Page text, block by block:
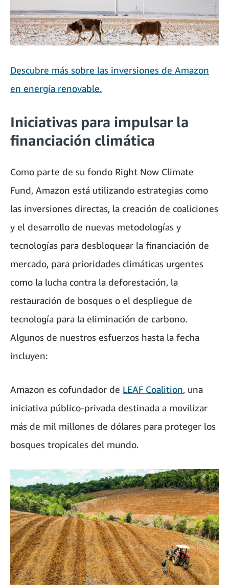
Descubre más sobre las inversiones de Amazon
en energía renovable.
Iniciativas para impulsar la
financiación climática
Como parte de su fondo Right Now Climate
Fund, Amazon está utilizando estrategias como
las inversiones directas, la creación de coaliciones
y el desarrollo de nuevas metodologías y
tecnologías para desbloquear la financiación de
mercado, para prioridades climáticas urgentes
como la lucha contra la deforestación, la
restauración de bosques o el despliegue de
tecnología para la eliminación de carbono.
Algunos de nuestros esfuerzos hasta la fecha
incluyen:
Amazon es cofundador de LEAF Coalition, una
iniciativa público-privada destinada a movilizar
más de mil millones de dólares para proteger los
bosques tropicales del mundo.